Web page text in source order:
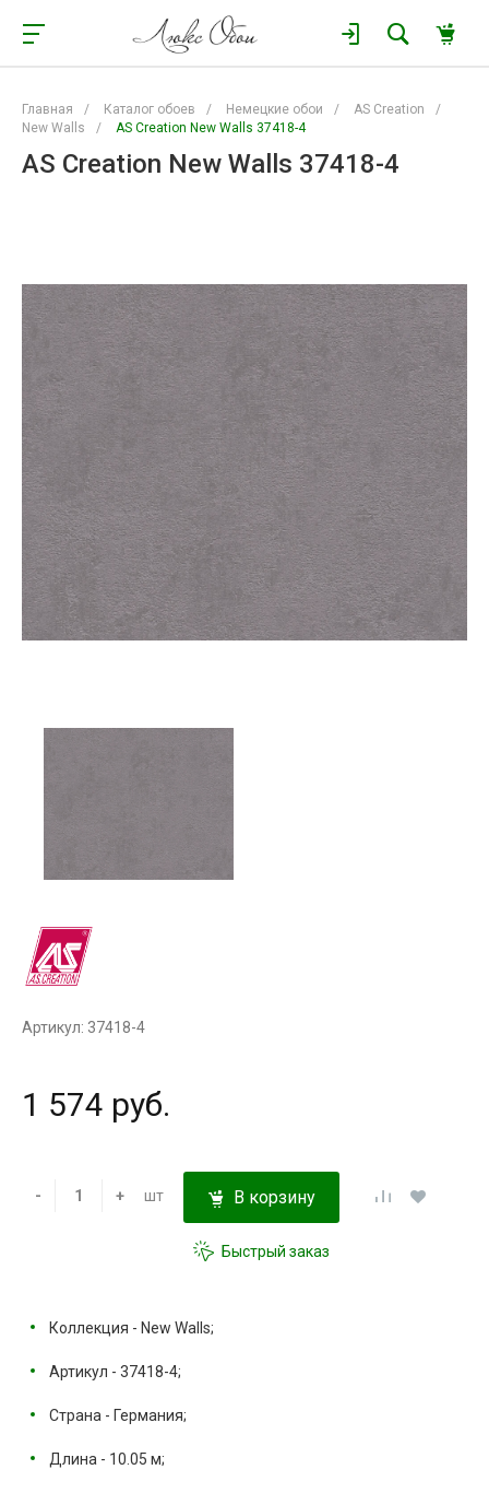
Главная / Каталог обоев / Немецкие обои / AS Creation
/
New Walls
/ AS Creation New Walls 37418-4
AS Creation New Walls 37418-4
Артикул: 37418-4
1 574 руб.
- + шт В корзину
Быстрый заказ
Коллекция - New Walls;
Артикул - 37418-4;
Страна - Германия;
Длина - 10.05 м;